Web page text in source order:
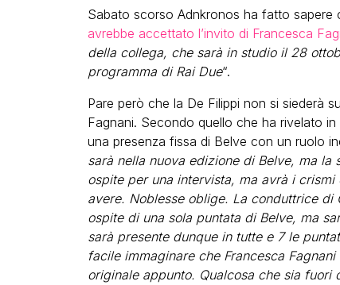
Sabato scorso Adnkronos ha fatto sapere
avrebbe accettato l’invito di Francesca
della collega, che sarà in studio il 28
programma di Rai Due“.
Pare però che la De Filippi non si siederà
Fagnani. Secondo quello che ha rivelato
una presenza fissa di Belve con un ruolo
sarà nella nuova edizione di Belve, ma la
ospite per una intervista, ma avrà i
avere. Noblesse oblige. La conduttrice
ospite di una sola puntata di Belve, ma
sarà presente dunque in tutte e 7 le
facile immaginare che Francesca
originale appunto. Qualcosa che sia